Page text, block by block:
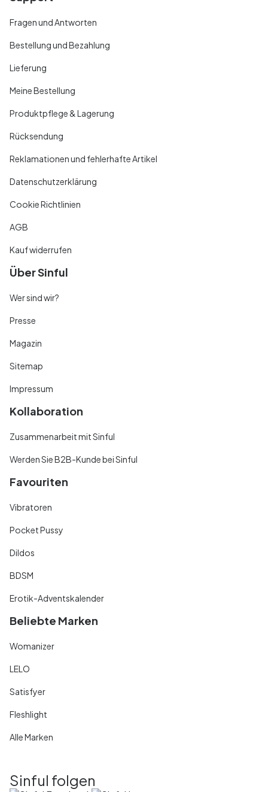
Fragen und Antworten
Bestellung und Bezahlung
Lieferung
Meine Bestellung
Produktpflege & Lagerung
Rücksendung
Reklamationen und fehlerhafte Artikel
Datenschutzerklärung
Cookie Richtlinien
AGB
Kauf widerrufen
Über Sinful
Wer sind wir?
Presse
Magazin
Sitemap
Impressum
Kollaboration
Zusammenarbeit mit Sinful
Werden Sie B2B-Kunde bei Sinful
Favouriten
Vibratoren
Pocket Pussy
Dildos
BDSM
Erotik-Adventskalender
Beliebte Marken
Womanizer
LELO
Satisfyer
Fleshlight
Alle Marken
Sinful folgen